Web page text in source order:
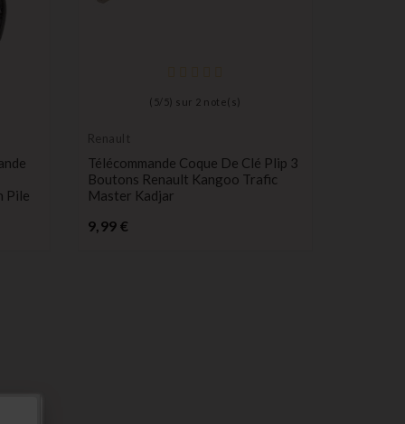
Pile
( 5/ 5) sur 2 note(s)
Renault
Télécommande Coque De Clé Plip 3
Boutons Renault Kangoo Trafic
Master Kadjar
9,99 €